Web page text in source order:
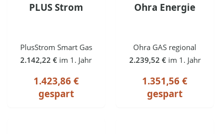
PLUS Strom
PlusStrom Smart Gas
2.142,22 € im 1. Jahr
1.423,86 €
gespart
Ohra Energie
Ohra GAS regional
2.239,52 € im 1. Jahr
1.351,56 €
gespart